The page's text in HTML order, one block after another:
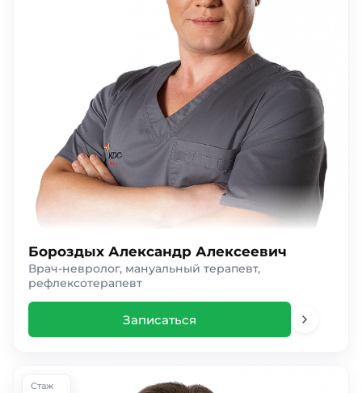
Бороздых Александр Алексеевич
Врач-невролог, мануальный терапевт,
рефлексотерапевт
Записаться
Стаж